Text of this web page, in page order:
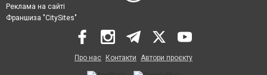
Реклама на сайті
Франшиза "CitySites"
Про нас Контакти Автори проєкту